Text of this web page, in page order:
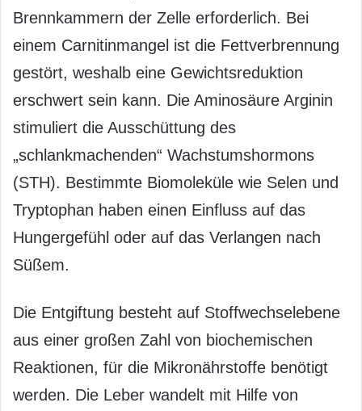
Brennkammern der Zelle erforderlich. Bei
einem Carnitinmangel ist die Fettverbrennung
gestört, weshalb eine Gewichtsreduktion
erschwert sein kann. Die Aminosäure Arginin
stimuliert die Ausschüttung des
„schlankmachenden“ Wachstumshormons
(STH). Bestimmte Biomoleküle wie Selen und
Tryptophan haben einen Einfluss auf das
Hungergefühl oder auf das Verlangen nach
Süßem.
Die Entgiftung besteht auf Stoffwechselebene
aus einer großen Zahl von biochemischen
Reaktionen, für die Mikronährstoffe benötigt
werden. Die Leber wandelt mit Hilfe von